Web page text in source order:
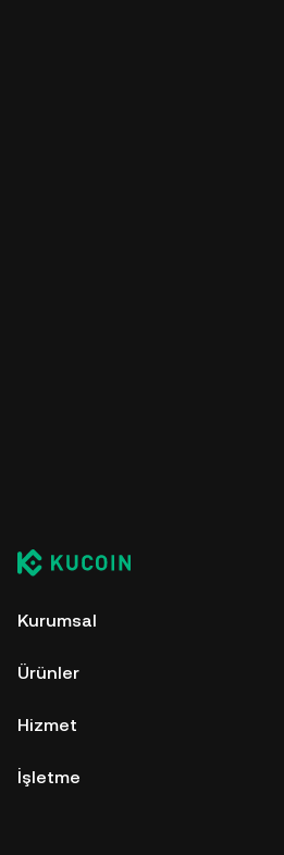
Kurumsal
Ürünler
Hizmet
İşletme